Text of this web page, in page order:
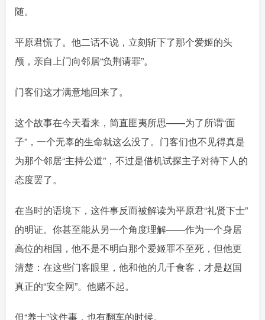
随。󠄹󠅀󠄪󠄢󠄡󠄦󠄞󠄧󠄣󠄞󠄢󠄡󠄦󠄞󠄡󠄩󠅬󠅅󠅃󠄵󠅂󠄪󠅗󠅥󠅕󠅣󠅤󠅬󠅄󠄹󠄽󠄵󠄪󠄢󠄠󠄢󠄦󠄝󠄠󠄨󠄝󠄠󠄨󠄐󠄠󠄨󠄪󠄥󠄤󠄪󠄤󠄣󠅬󠅨󠅙󠅑󠅟󠅗󠅒󠄞󠅓󠅟󠅝󠄐󠇕󠆠󠅿󠇖󠆄󠆩󠇕󠅿󠆈󠇗󠆭󠆁󠄐󠇗󠅹󠅸󠇖󠆍󠅳󠇖󠅹󠅰󠇖󠆌󠅹
平原君慌了。他二话不说，立刻斩下了那个爱姬的头
颅，亲自上门向邻居“负荆请罪”。󠄹󠅀󠄪󠄢󠄡󠄦󠄞󠄧󠄣󠄞󠄢󠄡󠄦󠄞󠄡󠄩󠅬󠅅󠅃󠄵󠅂󠄪󠅗󠅥󠅕󠅣󠅤󠅬󠅄󠄹󠄽󠄵󠄪󠄢󠄠󠄢󠄦󠄝󠄠󠄨󠄝󠄠󠄨󠄐󠄠󠄨󠄪󠄥󠄤󠄪󠄤󠄣󠅬󠅨󠅙󠅑󠅟󠅗󠅒󠄞󠅓󠅟󠅝󠄐󠇕󠆠󠅿󠇖󠆄󠆩󠇕󠅿󠆈󠇗󠆭󠆁󠄐󠇗󠅹󠅸󠇖󠆍󠅳󠇖󠅹󠅰󠇖󠆌󠅹
门客们这才满意地回来了。
这个故事在今天看来，简直匪夷所思——为了所谓“面
子”，一个无辜的生命就这么没了。门客们也不见得真是
为那个邻居“主持公道”，不过是借机试探主子对待下人的
态度罢了。󠄹󠅀󠄪󠄢󠄡󠄦󠄞󠄧󠄣󠄞󠄢󠄡󠄦󠄞󠄡󠄩󠅬󠅅󠅃󠄵󠅂󠄪󠅗󠅥󠅕󠅣󠅤󠅬󠅄󠄹󠄽󠄵󠄪󠄢󠄠󠄢󠄦󠄝󠄠󠄨󠄝󠄠󠄨󠄐󠄠󠄨󠄪󠄥󠄤󠄪󠄤󠄣󠅬󠅨󠅙󠅑󠅟󠅗󠅒󠄞󠅓󠅟󠅝󠄐󠇕󠆠󠅿󠇖󠆄󠆩󠇕󠅿󠆈󠇗󠆭󠆁󠄐󠇗󠅹󠅸󠇖󠆍󠅳󠇖󠅹󠅰󠇖󠆌󠅹
在当时的语境下，这件事反而被解读为平原君“礼贤下士”
的明证。你甚至能从另一个角度理解——作为一个身居
高位的相国，他不是不明白那个爱姬罪不至死，但他更
清楚：在这些门客眼里，他和他的几千食客，才是赵国
真正的“安全网”。他赌不起。󠄹󠅀󠄪󠄢󠄡󠄦󠄞󠄧󠄣󠄞󠄢󠄡󠄦󠄞󠄡󠄩󠅬󠅅󠅃󠄵󠅂󠄪󠅗󠅥󠅕󠅣󠅤󠅬󠅄󠄹󠄽󠄵󠄪󠄢󠄠󠄢󠄦󠄝󠄠󠄨󠄝󠄠󠄨󠄐󠄠󠄨󠄪󠄥󠄤󠄪󠄤󠄣󠅬󠅨󠅙󠅑󠅟󠅗󠅒󠄞󠅓󠅟󠅝󠄐󠇕󠆠󠅿󠇖󠆄󠆩󠇕󠅿󠆈󠇗󠆭󠆁󠄐󠇗󠅹󠅸󠇖󠆍󠅳󠇖󠅹󠅰󠇖󠆌󠅹
但“养士”这件事，也有翻车的时候。